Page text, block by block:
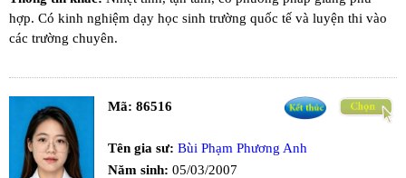
hợp. Có kinh nghiệm dạy học sinh trường quốc tế và luyện thi vào
các trường chuyên.
Mã: 86516
Tên gia sư: Bùi Phạm Phương Anh
Năm sinh: 05/03/2007